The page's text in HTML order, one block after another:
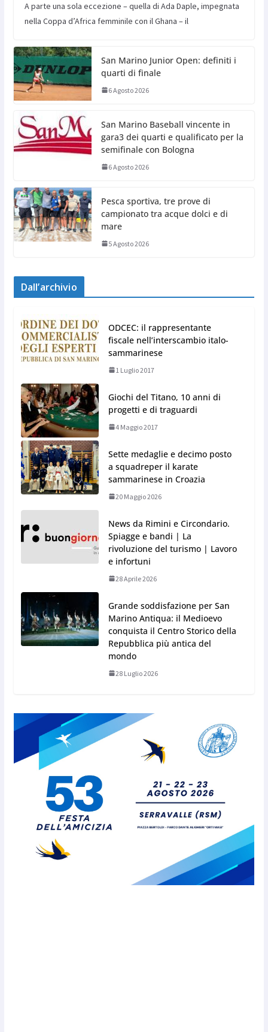
A parte una sola eccezione – quella di Ada Daple, impegnata
nella Coppa d’Africa femminile con il Ghana – il
San Marino Junior Open: definiti i
quarti di finale
6 Agosto 2026
San Marino Baseball vincente in
gara3 dei quarti e qualificato per la
semifinale con Bologna
6 Agosto 2026
Pesca sportiva, tre prove di
campionato tra acque dolci e di
mare
5 Agosto 2026
Dall’archivio
ODCEC: il rappresentante
fiscale nell’interscambio italo-
sammarinese
1 Luglio 2017
Giochi del Titano, 10 anni di
progetti e di traguardi
4 Maggio 2017
Sette medaglie e decimo posto
a squadreper il karate
sammarinese in Croazia
20 Maggio 2026
News da Rimini e Circondario.
Spiagge e bandi | La
rivoluzione del turismo | Lavoro
e infortuni
28 Aprile 2026
Grande soddisfazione per San
Marino Antiqua: il Medioevo
conquista il Centro Storico della
Repubblica più antica del
mondo
28 Luglio 2026